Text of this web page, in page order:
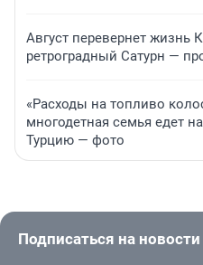
Август перевернет жизнь
ретроградный Сатурн —
«Расходы на топливо
многодетная семья едет
Турцию — фото
Подписаться на новости